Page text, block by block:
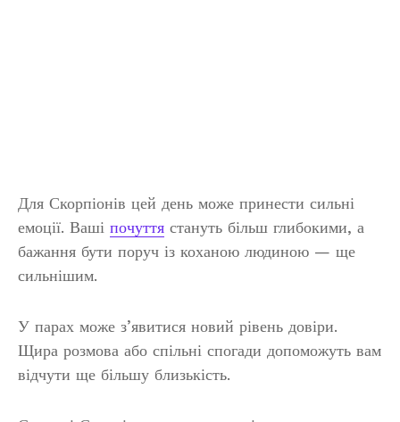
Для Скорпіонів цей день може принести сильні
емоції. Ваші почуття стануть більш глибокими, а
бажання бути поруч із коханою людиною — ще
сильнішим.
У парах може з’явитися новий рівень довіри.
Щира розмова або спільні спогади допоможуть вам
відчути ще більшу близькість.